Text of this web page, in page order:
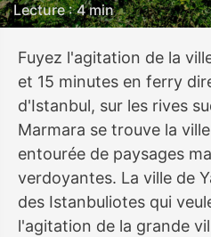
Lecture : 4 min
Fuyez l'agitation de la
et 15 minutes en ferry
d'Istanbul, sur les rives
Marmara se trouve la
entourée de paysages
verdoyantes. La ville de
des Istanbuliotes qui
l'agitation de la grande